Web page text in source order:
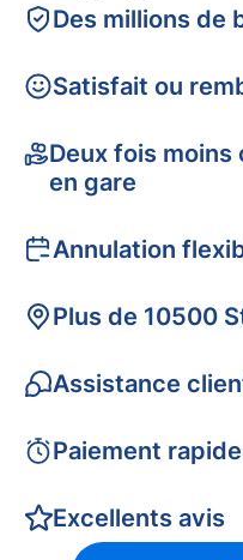
Des millions de
Satisfait ou
Deux fois moins
en gare
Annulation
Plus de 10500
Assistance
Paiement
Excellents avis